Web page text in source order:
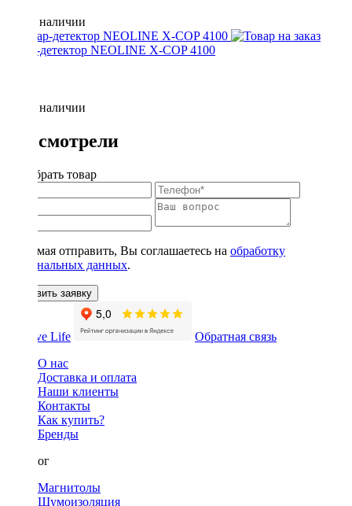
Нет в наличии
радар-детектор NEOLINE X-COP 4100
Нет в наличии
Вы смотрели
Подобрать товар
Нажимая отправить, Вы соглашаетесь на обработку
персональных данных.
Оставить заявку
Обратная связь
О нас
Доставка и оплата
Наши клиенты
Контакты
Как купить?
Бренды
Каталог
Магнитолы
Шумоизоляция